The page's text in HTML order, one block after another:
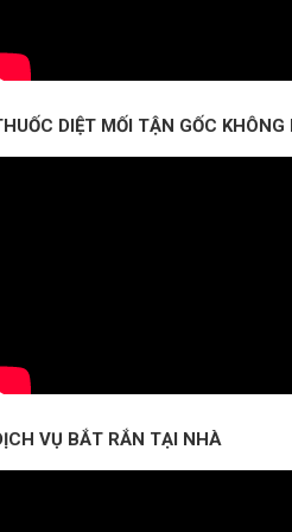
DIỆT MỐI TẬN GỐC KHÔNG
VỤ BẮT RẮN TẠI NHÀ